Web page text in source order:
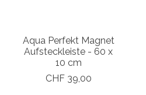
Aqua Perfekt Magnet
Aufsteckleiste - 60 x
10 cm
CHF 39,00